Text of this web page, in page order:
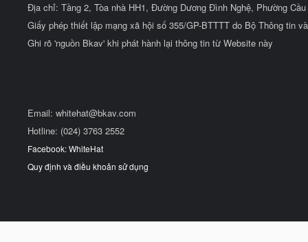
Địa chỉ: Tầng 2, Tòa nhà HH1, Đường Dương Đình Nghệ, Phường
Giấy phép thiết lập mạng xã hội số 355/GP-BTTTT do Bộ Thông tin
Ghi rõ 'nguồn Bkav' khi phát hành lại thông tin từ Website này
Email: whitehat@bkav.com
Hotline: (024) 3763 2552
Facebook: WhiteHat
Quy định và điều khoản sử dụng